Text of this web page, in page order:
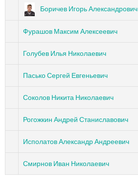
Боричев Игорь Александрович
Фурашов Максим Алексеевич
Голубев Илья Николаевич
Пасько Сергей Евгеньевич
Соколов Никита Николаевич
Рогожкин Андрей Станиславович
Исполатов Александр Андреевич
Смирнов Иван Николаевич